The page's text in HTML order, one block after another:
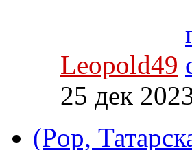
Leopold49
25 дек
(Pop,